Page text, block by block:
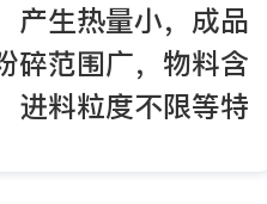
产生热量小，成品
碎范围广，物料含
进料粒度不限等特